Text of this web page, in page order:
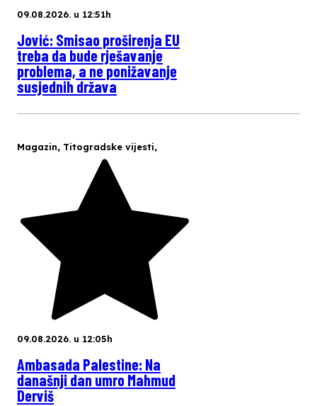
09.08.2026. u 12:51h
Jović: Smisao proširenja EU
treba da bude rješavanje
problema, a ne ponižavanje
susjednih država
Magazin, Titogradske vijesti,
09.08.2026. u 12:05h
Ambasada Palestine: Na
današnji dan umro Mahmud
Derviš